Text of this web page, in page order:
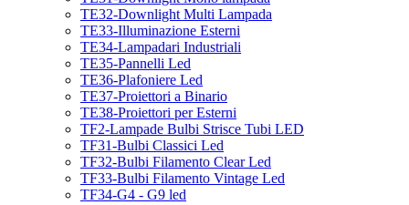
TE32-Downlight Multi Lampada
TE33-Illuminazione Esterni
TE34-Lampadari Industriali
TE35-Pannelli Led
TE36-Plafoniere Led
TE37-Proiettori a Binario
TE38-Proiettori per Esterni
TF2-Lampade Bulbi Strisce Tubi LED
TF31-Bulbi Classici Led
TF32-Bulbi Filamento Clear Led
TF33-Bulbi Filamento Vintage Led
TF34-G4 - G9 led